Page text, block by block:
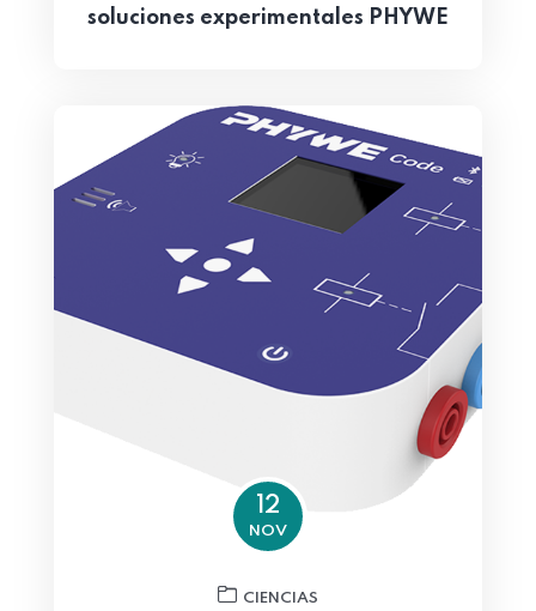
soluciones experimentales PHYWE
12
NOV
CIENCIAS